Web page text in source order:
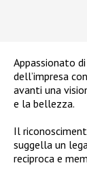
Appassionato
dell’impresa
avanti una
e la bellezza.
Il
suggella un
reciproca e